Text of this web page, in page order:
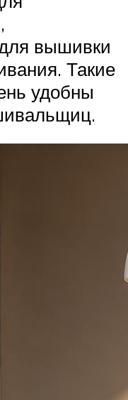
вышивки
Такие
удобны